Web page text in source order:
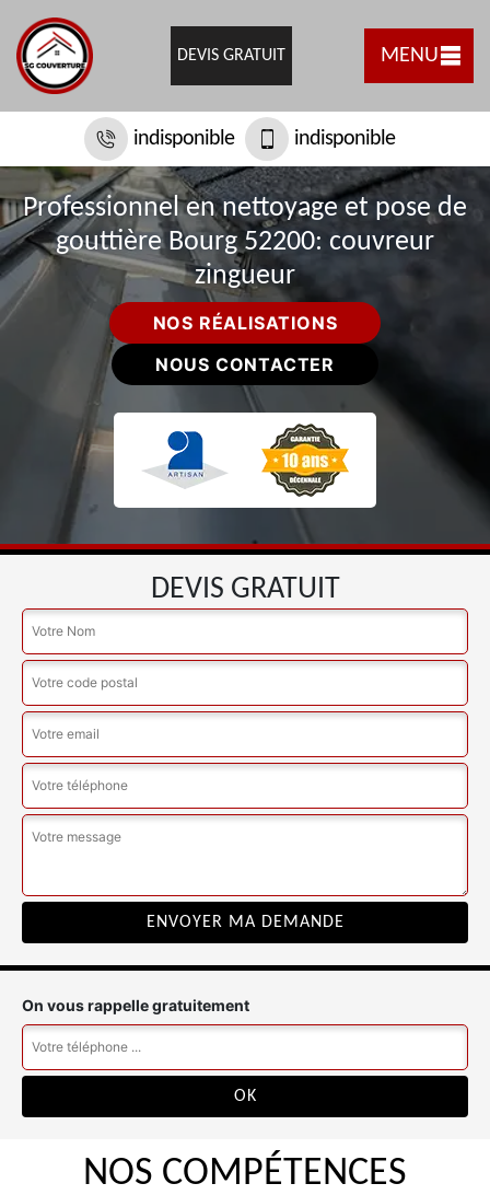
DEVIS GRATUIT MENU
indisponible indisponible
Professionnel en nettoyage et pose de
gouttière Bourg 52200: couvreur
zingueur
NOS RÉALISATIONS
NOUS CONTACTER
DEVIS GRATUIT
On vous rappelle gratuitement
NOS COMPÉTENCES